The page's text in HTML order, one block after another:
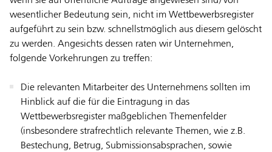
wesentlicher Bedeutung sein, nicht im Wettbewerbsregister
aufgeführt zu sein bzw. schnellstmöglich aus diesem gelöscht
zu werden. Angesichts dessen raten wir Unternehmen,
folgende Vorkehrungen zu treffen:
Die relevanten Mitarbeiter des Unternehmens sollten im
Hinblick auf die für die Eintragung in das
Wettbewerbsregister maßgeblichen Themenfelder
(insbesondere strafrechtlich relevante Themen, wie z.B.
Bestechung, Betrug, Submissionsabsprachen, sowie